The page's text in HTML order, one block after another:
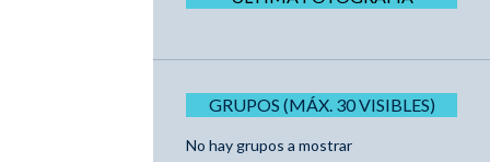
GRUPOS (MÁX. 30 VISIBLES)
No hay grupos a mostrar